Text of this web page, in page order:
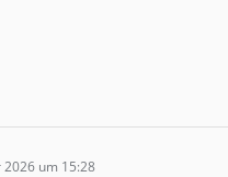
2026 um 15:28